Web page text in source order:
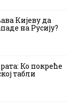
Кијеву да
на Русију?
Ко покреће
табли